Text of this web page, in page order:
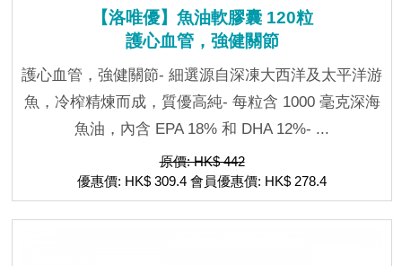
【洛唯優】魚油軟膠囊 120粒
護心血管，強健關節
護心血管，強健關節- 細選源自深凍大西洋及太平洋游
魚，冷榨精煉而成，質優高純- 每粒含 1000 毫克深海
魚油，內含 EPA 18% 和 DHA 12%- ...
原價: HK$ 442
優惠價: HK$ 309.4 會員優惠價: HK$ 278.4